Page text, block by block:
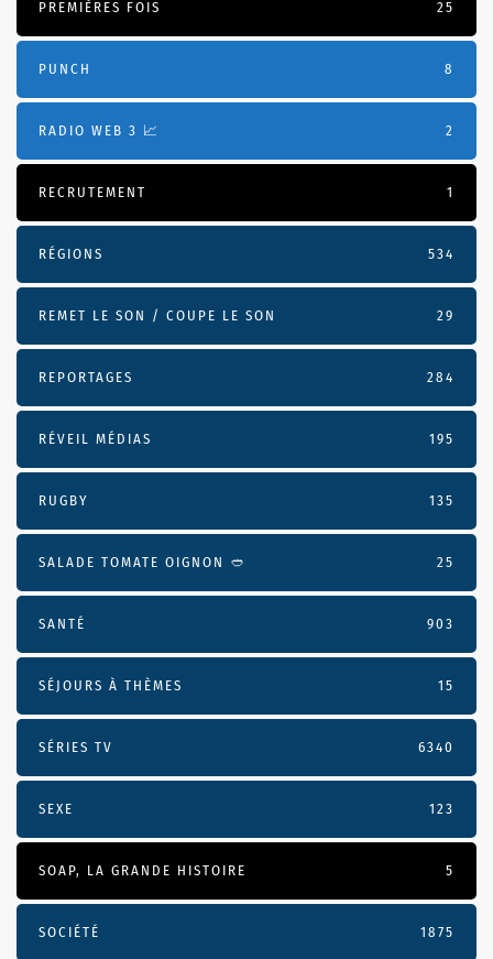
PREMIÈRES FOIS 25
PUNCH 8
RADIO WEB 3 📈 2
RECRUTEMENT 1
RÉGIONS 534
REMET LE SON / COUPE LE SON 29
REPORTAGES 284
RÉVEIL MÉDIAS 195
RUGBY 135
SALADE TOMATE OIGNON 🥙 25
SANTÉ 903
SÉJOURS À THÈMES 15
SÉRIES TV 6340
SEXE 123
SOAP, LA GRANDE HISTOIRE 5
SOCIÉTÉ 1875